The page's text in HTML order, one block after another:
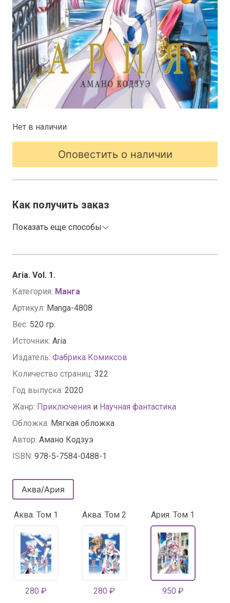
Aria. Vol. 1.
Категория: Манга
Артикул: Manga-4808
Вес: 520 гр.
Источник: Aria
Издатель: Фабрика Комиксов
Количество страниц: 322
Год выпуска: 2020
Жанр: Приключения и Научная фантастика
Обложка: Мягкая обложка
Автор: Амано Кодзуэ
ISBN: 978-5-7584-0488-1
Аква/Ария
Аква. Том 1
280 ₽
Аква. Том 2
280 ₽
Ария. Том 1
950 ₽
Нет в наличии
Оповестить о наличии
Как получить заказ
Показать еще способы